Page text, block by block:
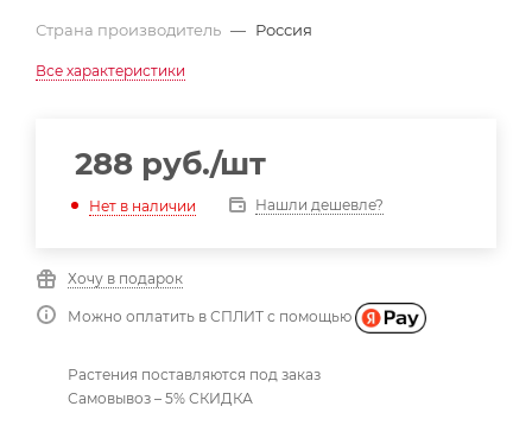
Страна производитель — Россия
Все характеристики
288 руб./шт
Нет в наличии Нашли дешевле?
Хочу в подарок
Можно оплатить в СПЛИТ с помощью
Растения поставляются под заказ
Самовывоз – 5% СКИДКА